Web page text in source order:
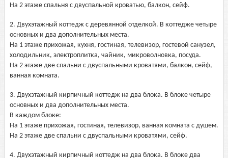
На 2 этаже спальня с двуспальной кроватью, балкон, сейф.
2. Двухэтажный коттедж с деревянной отделкой. В коттедже четыре
основных и два дополнительных места.
На 1 этаже прихожая, кухня, гостиная, телевизор, гостевой санузел,
холодильник, электроплитка, чайник, микроволновка, посуда.
На 2 этаже две спальни с двуспальными кроватями, балкон, сейф,
ванная комната.
3. Двухэтажный кирпичный коттедж на два блока. В блоке четыре
основных и два дополнительных места.
В каждом блоке:
На 1 этаже прихожая, гостиная, телевизор, ванная комната с душем.
На 2 этаже две спальни с двуспальными кроватями, сейф.
4. Двухэтажный кирпичный коттедж на два блока. В блоке два